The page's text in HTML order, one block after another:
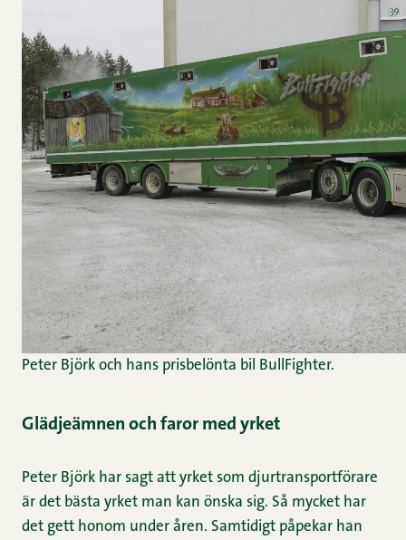
Peter Björk och hans prisbelönta bil BullFighter.
Glädjeämnen och faror med yrket
Peter Björk har sagt att yrket som djurtransportförare
är det bästa yrket man kan önska sig. Så mycket har
det gett honom under åren. Samtidigt påpekar han